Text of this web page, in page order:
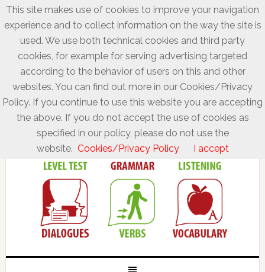
This site makes use of cookies to improve your navigation
experience and to collect information on the way the site is
used. We use both technical cookies and third party
cookies, for example for serving advertising targeted
according to the behavior of users on this and other
websites. You can find out more in our Cookies/Privacy
Policy. If you continue to use this website you are accepting
the above. If you do not accept the use of cookies as
specified in our policy, please do not use the
website. Cookies/Privacy Policy I accept